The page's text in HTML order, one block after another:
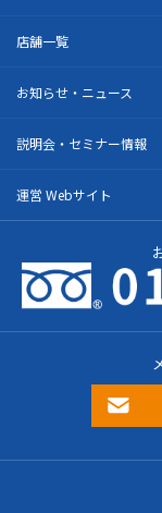
店舗一覧
お知らせ・ニュース
説明会・セミナー情報
運営 Webサイト